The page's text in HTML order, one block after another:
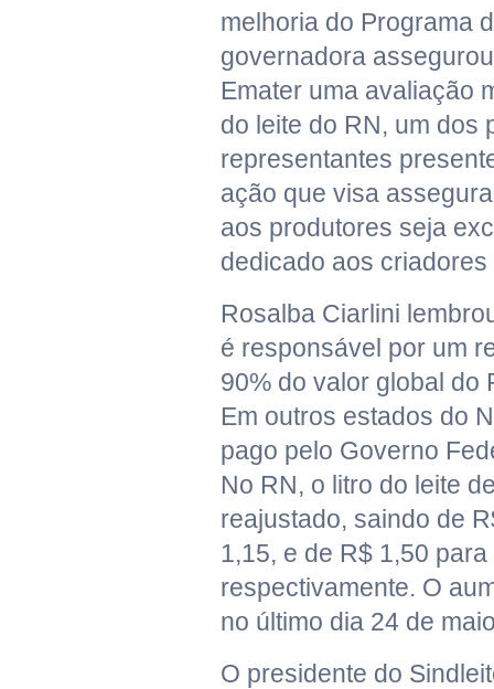
melhoria do Programa
governadora
Emater uma avaliação
do leite do RN, um dos
representantes
ação que visa
aos produtores seja
dedicado aos criadores
Rosalba Ciarlini
é responsável por um
90% do valor global do
Em outros estados do
pago pelo Governo
No RN, o litro do leite
reajustado, saindo de
1,15, e de R$ 1,50
respectivamente. O
no último dia 24 de
O presidente do